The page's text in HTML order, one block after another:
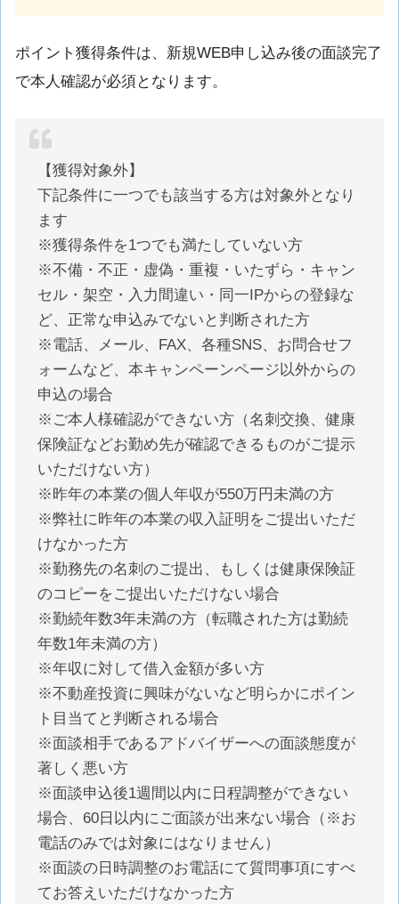
ポイント獲得条件は、新規WEB申し込み後の面談完了
で本人確認が必須となります。
【獲得対象外】
下記条件に一つでも該当する方は対象外となり
ます
※獲得条件を1つでも満たしていない方
※不備・不正・虚偽・重複・いたずら・キャン
セル・架空・入力間違い・同一IPからの登録な
ど、正常な申込みでないと判断された方
※電話、メール、FAX、各種SNS、お問合せフ
ォームなど、本キャンペーンページ以外からの
申込の場合
※ご本人様確認ができない方（名刺交換、健康
保険証などお勤め先が確認できるものがご提示
いただけない方）
※昨年の本業の個人年収が550万円未満の方
※弊社に昨年の本業の収入証明をご提出いただ
けなかった方
※勤務先の名刺のご提出、もしくは健康保険証
のコピーをご提出いただけない場合
※勤続年数3年未満の方（転職された方は勤続
年数1年未満の方）
※年収に対して借入金額が多い方
※不動産投資に興味がないなど明らかにポイン
ト目当てと判断される場合
※面談相手であるアドバイザーへの面談態度が
著しく悪い方
※面談申込後1週間以内に日程調整ができない
場合、60日以内にご面談が出来ない場合（※お
電話のみでは対象にはなりません）
※面談の日時調整のお電話にて質問事項にすべ
てお答えいただけなかった方